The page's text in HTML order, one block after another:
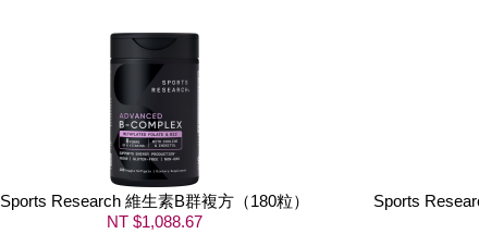
Sports Research 維生素B群複方（180粒）
NT $1,088.67
Sports